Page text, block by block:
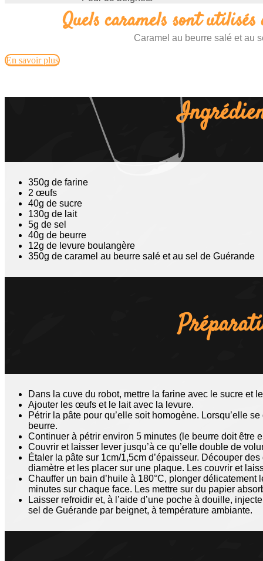
Quels caramels sont
Caramel au beurre salé et au
En savoir plus
350g de farine
2 œufs
40g de sucre
130g de lait
5g de sel
40g de beurre
12g de levure boulangère
350g de caramel au beurre salé et au sel de Guérande
Dans la cuve du robot, mettre la farine avec le sucre et
Ajouter les œufs et le lait avec la levure.
Pétrir la pâte pour qu’elle soit homogène. Lorsqu’elle
beurre.
Continuer à pétrir environ 5 minutes (le beurre doit être
Couvrir et laisser lever jusqu’à ce qu’elle double de
Étaler la pâte sur 1cm/1,5cm d’épaisseur. Découper
diamètre et les placer sur une plaque. Les couvrir et
Chauffer un bain d’huile à 180°C, plonger
minutes sur chaque face. Les mettre sur du papier
Laisser refroidir et, à l’aide d’une poche à douille,
sel de Guérande par beignet, à température ambiante.